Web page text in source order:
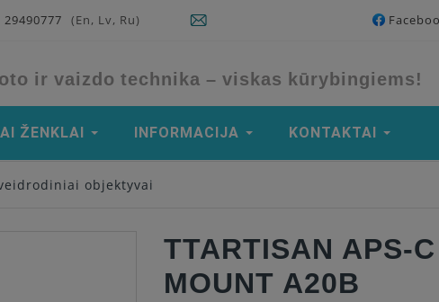
29490777 (En, Lv, Ru)
ir vaizdo technika – viskas kūrybingiems!
ŽENKLAI INFORMACIJA KONTAKTAI
objektyvai
TTARTISAN APS-
MOUNT A20B